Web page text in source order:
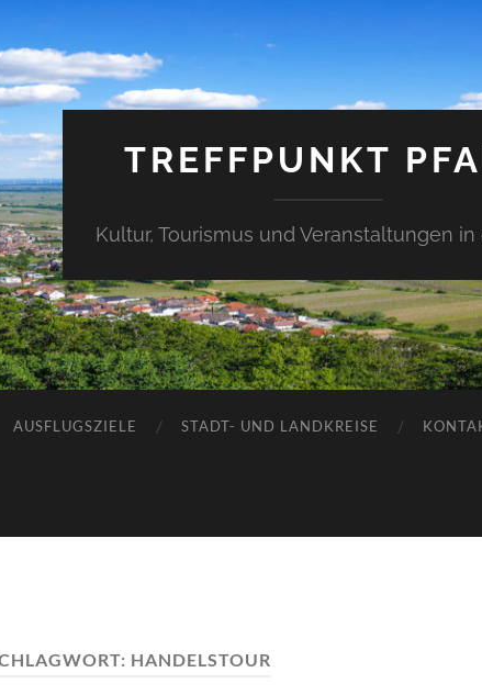
TREFFPUNKT
Kultur, Tourismus und Veranstaltungen in
AUSFLUGSZIELE STADT- UND LANDKREISE
HANDELSTOUR